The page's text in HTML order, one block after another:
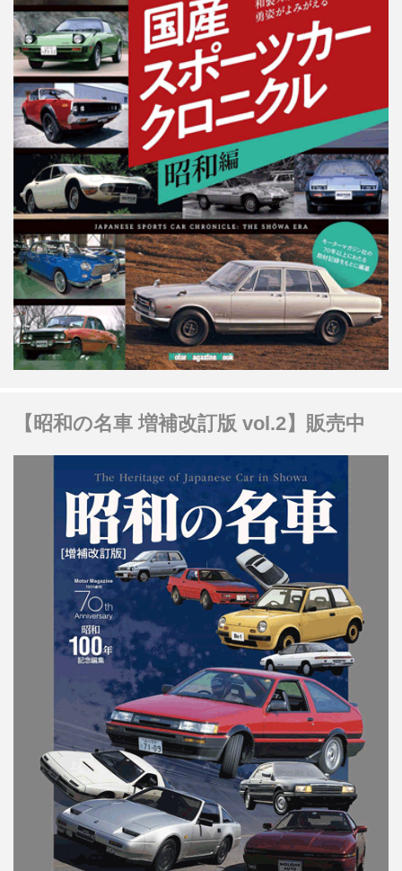
【昭和の名車 増補改訂版 vol.2】販売中